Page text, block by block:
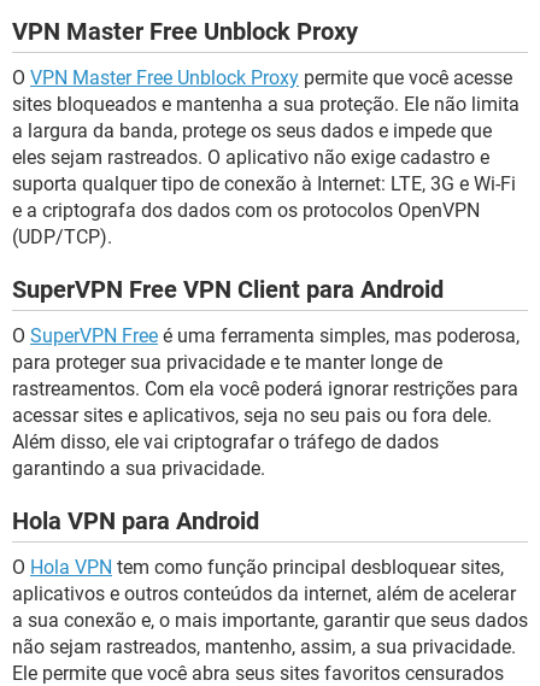
VPN Master Free Unblock Proxy
O VPN Master Free Unblock Proxy permite que você acesse
sites bloqueados e mantenha a sua proteção. Ele não limita
a largura da banda, protege os seus dados e impede que
eles sejam rastreados. O aplicativo não exige cadastro e
suporta qualquer tipo de conexão à Internet: LTE, 3G e Wi-Fi
e a criptografa dos dados com os protocolos OpenVPN
(UDP/TCP).
SuperVPN Free VPN Client para Android
O SuperVPN Free é uma ferramenta simples, mas poderosa,
para proteger sua privacidade e te manter longe de
rastreamentos. Com ela você poderá ignorar restrições para
acessar sites e aplicativos, seja no seu pais ou fora dele.
Além disso, ele vai criptografar o tráfego de dados
garantindo a sua privacidade.
Hola VPN para Android
O Hola VPN tem como função principal desbloquear sites,
aplicativos e outros conteúdos da internet, além de acelerar
a sua conexão e, o mais importante, garantir que seus dados
não sejam rastreados, mantenho, assim, a sua privacidade.
Ele permite que você abra seus sites favoritos censurados